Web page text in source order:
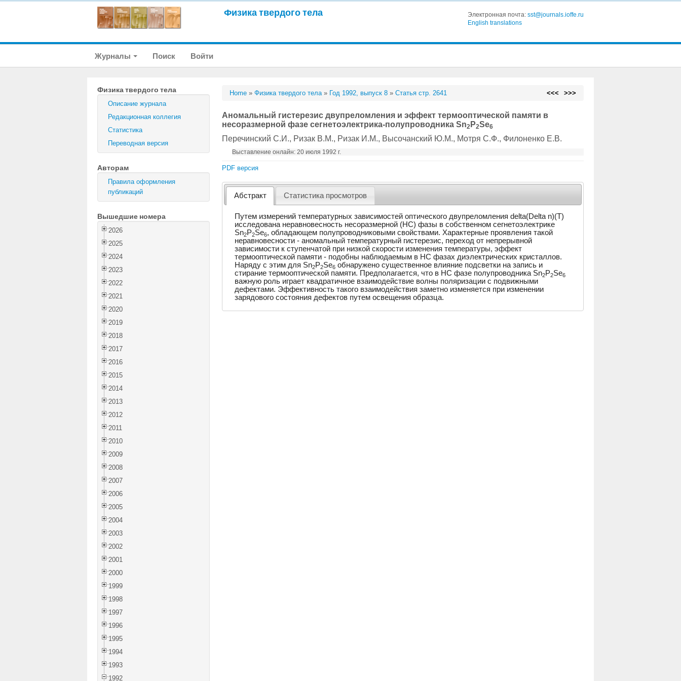
Физика твердого тела Электронная почта: sst@journals.ioffe.ru
English translations
Журналы Поиск Войти
Физика твердого тела
Описание журнала
Редакционная коллегия
Статистика
Переводная версия
Авторам
Правила оформления
публикаций
Вышедшие номера
2026
2025
2024
2023
2022
2021
2020
2019
2018
2017
2016
2015
2014
2013
2012
2011
2010
2009
2008
2007
2006
2005
2004
2003
2002
2001
2000
1999
1998
1997
1996
1995
1994
1993
1992
Home »Физика твердого тела» Год 1992, выпуск 8 »Статья стр. 2641 <<< >>>
Аномальный гистерезис двупреломления и эффект термооптической памяти в
несоразмерной фазе сегнетоэлектрика-полупроводника Sn2 P2Se6
Перечинский С.И., Ризак В.М., Ризак И.М., Высочанский Ю.М., Мотря С.Ф., Филоненко Е.В.
Выставление онлайн: 20 июля 1992 г.
PDF версия
Абстракт Статистика просмотров
Путем измерений температурных зависимостей оптического двупреломления delta(Delta n)(T)
исследована неравновесность несоразмерной (НС) фазы в собственном сегнетоэлектрике
Sn2P2Se6, обладающем полупроводниковыми свойствами. Характерные проявления такой
неравновесности - аномальный температурный гистерезис, переход от непрерывной
зависимости к ступенчатой при низкой скорости изменения температуры, эффект
термооптической памяти - подобны наблюдаемым в НС фазах диэлектрических кристаллов.
Наряду с этим для Sn2P2Se6обнаружено существенное влияние подсветки на запись и
стирание термооптической памяти. Предполагается, что в НС фазе полупроводника Sn2P2Se6
важную роль играет квадратичное взаимодействие волны поляризации с подвижными
дефектами. Эффективность такого взаимодействия заметно изменяется при изменении
зарядового состояния дефектов путем освещения образца.